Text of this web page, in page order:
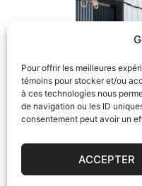
Pour offrir les meilleures
témoins pour stocker et/ou
à ces technologies nous
de navigation ou les ID
consentement peut avoir un
ACCEPTER